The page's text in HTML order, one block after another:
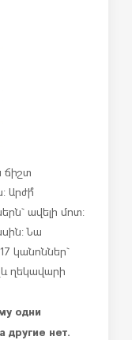
ճիշտ
Արժի՞
ավելի մոտ:
Նա
կանոններ`
ղեկավարի
одни
нет.